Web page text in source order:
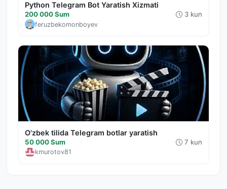
Python Telegram Bot Yaratish Xizmati
200 000 Sum 3 kun
feruzbekomonboyev
O'zbek tilida Telegram botlar yaratish
50 000 Sum 7 kun
kmurotov81